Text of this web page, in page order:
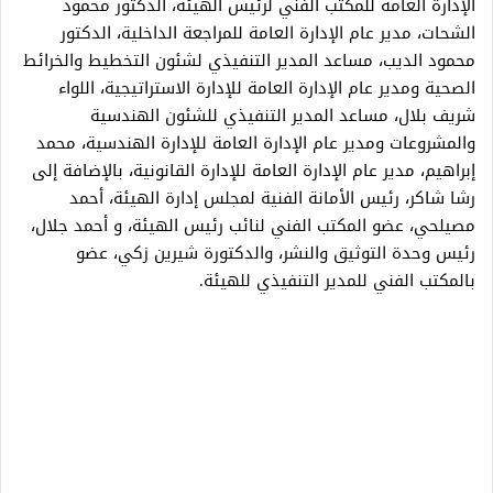
الشحات، مدير عام الإدارة العامة للمراجعة الداخلية، الدكتور
محمود الديب، مساعد المدير التنفيذي لشئون التخطيط والخرائط
الصحية ومدير عام الإدارة العامة للإدارة الاستراتيجية، اللواء
شريف بلال، مساعد المدير التنفيذي للشئون الهندسية
والمشروعات ومدير عام الإدارة العامة للإدارة الهندسية، محمد
إبراهيم، مدير عام الإدارة العامة للإدارة القانونية، بالإضافة إلى
رشا شاكر، رئيس الأمانة الفنية لمجلس إدارة الهيئة، أحمد
مصيلحي، عضو المكتب الفني لنائب رئيس الهيئة، و أحمد جلال،
رئيس وحدة التوثيق والنشر، والدكتورة شيرين زكي، عضو
بالمكتب الفني للمدير التنفيذي للهيئة.